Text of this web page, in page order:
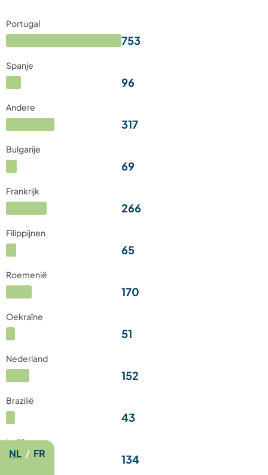
Portugal
753
Spanje
96
Andere
317
Bulgarije
69
Frankrijk
266
Filippijnen
65
Roemenië
170
Oekraïne
51
Nederland
152
Brazilië
43
Italië
134
NL / FR